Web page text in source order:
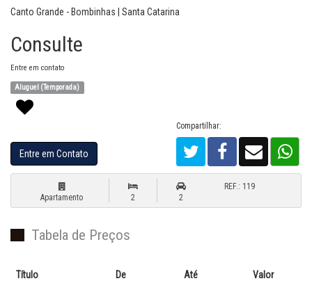
Canto Grande - Bombinhas | Santa Catarina
Consulte
Entre em contato
Aluguel (Temporada)
Entre em Contato
Compartilhar:
Apartamento 2 2
REF.: 119
Tabela de Preços
Título De Até Valor